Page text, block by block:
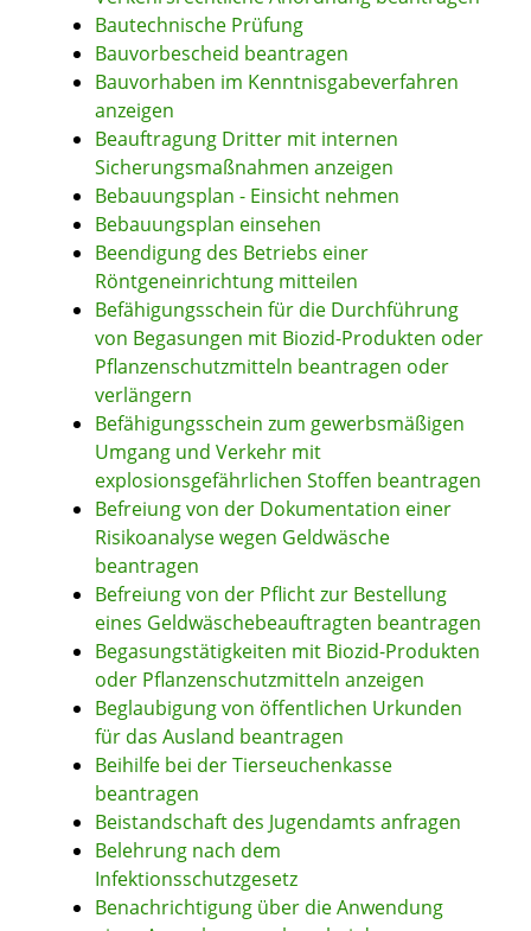
Bautechnische Prüfung
Bauvorbescheid beantragen
Bauvorhaben im Kenntnisgabeverfahren
anzeigen
Beauftragung Dritter mit internen
Sicherungsmaßnahmen anzeigen
Bebauungsplan - Einsicht nehmen
Bebauungsplan einsehen
Beendigung des Betriebs einer
Röntgeneinrichtung mitteilen
Befähigungsschein für die Durchführung
von Begasungen mit Biozid-Produkten oder
Pflanzenschutzmitteln beantragen oder
verlängern
Befähigungsschein zum gewerbsmäßigen
Umgang und Verkehr mit
explosionsgefährlichen Stoffen beantragen
Befreiung von der Dokumentation einer
Risikoanalyse wegen Geldwäsche
beantragen
Befreiung von der Pflicht zur Bestellung
eines Geldwäschebeauftragten beantragen
Begasungstätigkeiten mit Biozid-Produkten
oder Pflanzenschutzmitteln anzeigen
Beglaubigung von öffentlichen Urkunden
für das Ausland beantragen
Beihilfe bei der Tierseuchenkasse
beantragen
Beistandschaft des Jugendamts anfragen
Belehrung nach dem
Infektionsschutzgesetz
Benachrichtigung über die Anwendung